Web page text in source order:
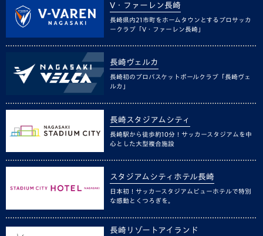
V・ファーレン長崎
長崎県内21市町をホームタウンとするプロサッカ
ークラブ「V・ファーレン長崎」
長崎ヴェルカ
長崎初のプロバスケットボールクラブ「長崎ヴェ
ルカ」
長崎スタジアムシティ
長崎駅から徒歩約10分！サッカースタジアムを中
心とした大型複合施設
スタジアムシティホテル長崎
日本初！サッカースタジアムビューホテルで特別
な感動とくつろぎを。
長崎リゾートアイランド